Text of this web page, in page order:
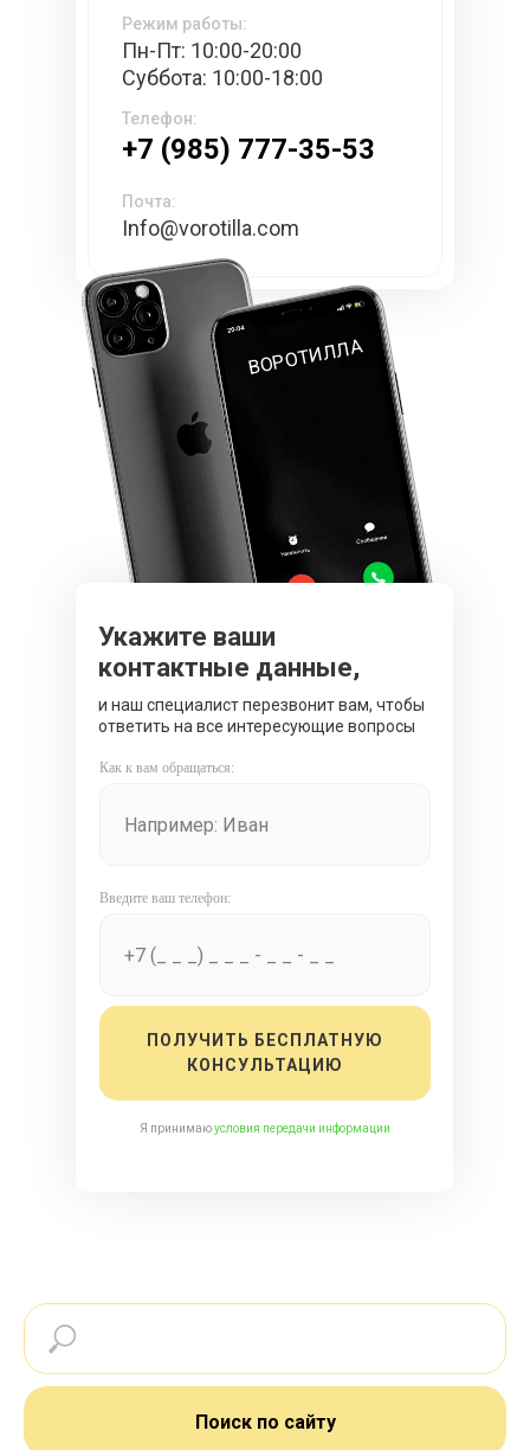
Укажите ваши
контактные данные,
Я принимаюусловия передачи информации
и наш специалист перезвонит вам, чтобы
ответить на все интересующие вопросы
+7 (985) 777-35-53
Режим работы:
Пн-Пт: 10:00-20:00
Суббота: 10:00-18:00
Телефон:
Почта:
Info@vorotilla.com
ВОРОТИЛЛА
ПОЛУЧИТЬ БЕСПЛАТНУЮ
КОНСУЛЬТАЦИЮ
Как к вам обращаться:
Введите ваш телефон:
Поиск по сайту